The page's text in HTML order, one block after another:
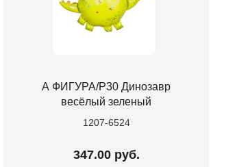
А ФИГУРА/P30 Динозавр
весёлый зеленый
1207-6524
347.00 руб.